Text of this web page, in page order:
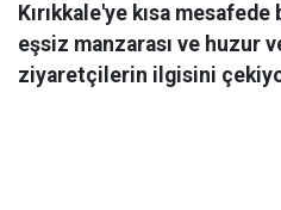
Kırıkkale'ye kısa
eşsiz manzarası ve huzur
ziyaretçilerin ilgisini